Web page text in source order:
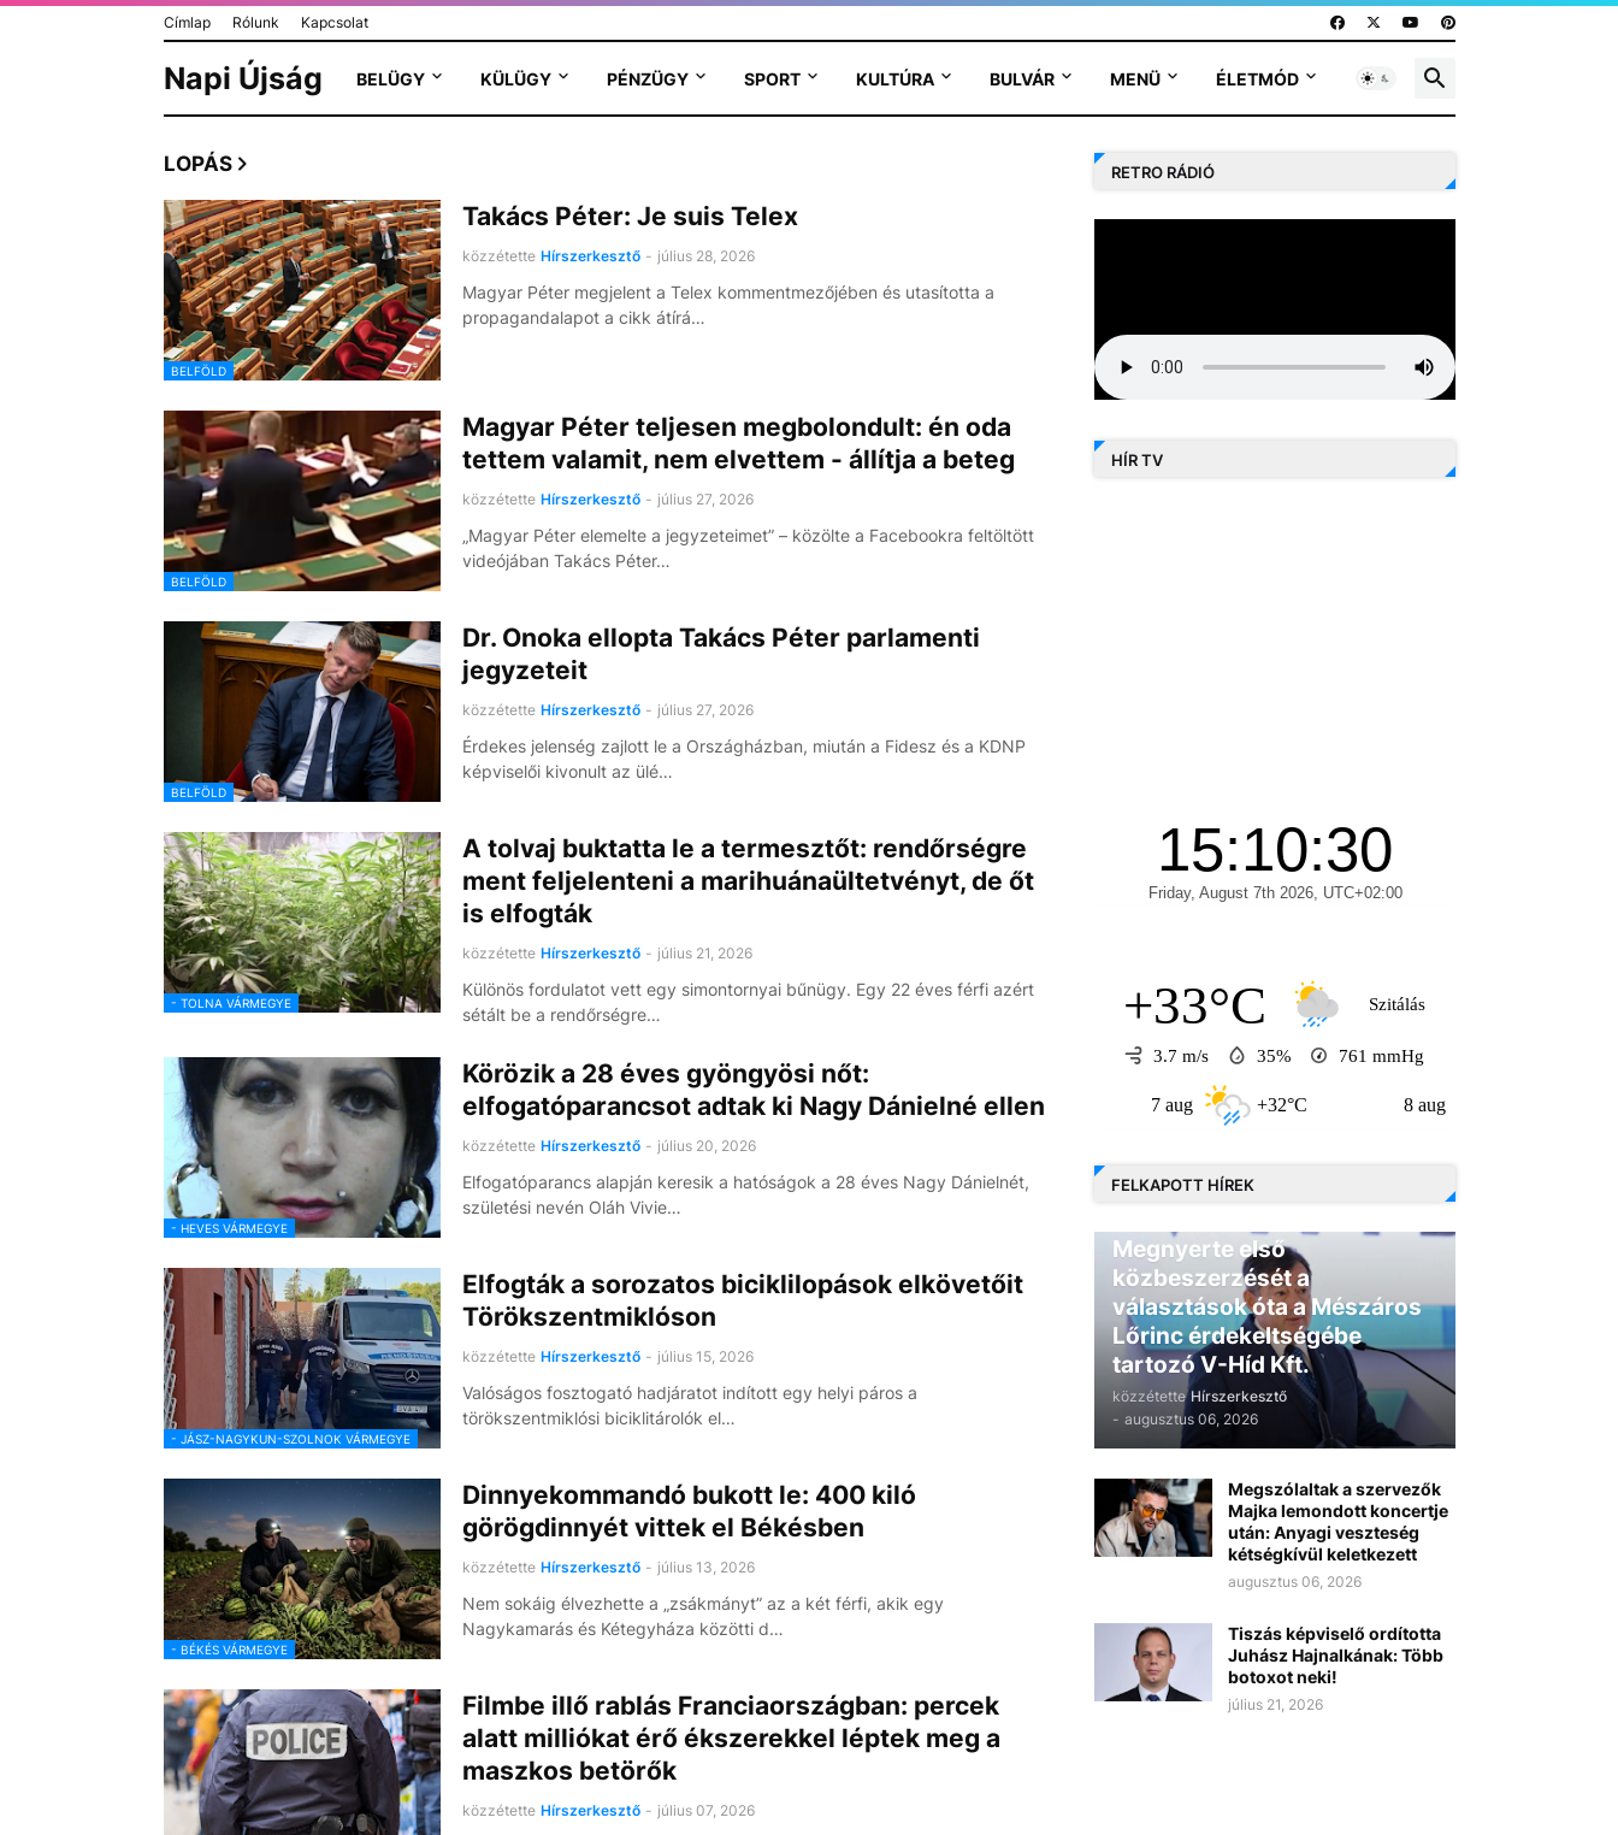
Címlap Rólunk Kapcsolat
Napi Újság BELÜGY KÜLÜGY PÉNZÜGY SPORT KULTÚRA BULVÁR MENÜ ÉLETMÓD
LOPÁS
BELFÖLD
Takács Péter: Je suis Telex
közzétette Hírszerkesztő - július 28, 2026
Magyar Péter megjelent a Telex kommentmezőjében és utasította a
propagandalapot a cikk átírá…
BELFÖLD
Magyar Péter teljesen megbolondult: én oda
tettem valamit, nem elvettem - állítja a beteg
közzétette Hírszerkesztő - július 27, 2026
„Magyar Péter elemelte a jegyzeteimet” – közölte a Facebookra feltöltött
videójában Takács Péter…
BELFÖLD
Dr. Onoka ellopta Takács Péter parlamenti
jegyzeteit
közzétette Hírszerkesztő - július 27, 2026
Érdekes jelenség zajlott le a Országházban, miután a Fidesz és a KDNP
képviselői kivonult az ülé…
- TOLNA VÁRMEGYE
A tolvaj buktatta le a termesztőt: rendőrségre
ment feljelenteni a marihuánaültetvényt, de őt
is elfogták
közzétette Hírszerkesztő - július 21, 2026
Különös fordulatot vett egy simontornyai bűnügy. Egy 22 éves férfi azért
sétált be a rendőrségre…
- HEVES VÁRMEGYE
Körözik a 28 éves gyöngyösi nőt:
elfogatóparancsot adtak ki Nagy Dánielné ellen
közzétette Hírszerkesztő - július 20, 2026
Elfogatóparancs alapján keresik a hatóságok a 28 éves Nagy Dánielnét,
születési nevén Oláh Vivie…
- JÁSZ-NAGYKUN-SZOLNOK VÁRMEGYE
Elfogták a sorozatos biciklilopások elkövetőit
Törökszentmiklóson
közzétette Hírszerkesztő - július 15, 2026
Valóságos fosztogató hadjáratot indított egy helyi páros a
törökszentmiklósi biciklitárolók el…
- BÉKÉS VÁRMEGYE
Dinnyekommandó bukott le: 400 kiló
görögdinnyét vittek el Békésben
közzétette Hírszerkesztő - július 13, 2026
Nem sokáig élvezhette a „zsákmányt” az a két férfi, akik egy
Nagykamarás és Kétegyháza közötti d…
Filmbe illő rablás Franciaországban: percek
alatt milliókat érő ékszerekkel léptek meg a
maszkos betörők
közzétette Hírszerkesztő - július 07, 2026
RETRO RÁDIÓ
HÍR TV
+33°C Szitálás
3.7 m/s 35% 761 mmHg
+32°C +30°C
FELKAPOTT HÍREK
Megnyerte első
közbeszerzését a
választások óta a Mészáros
Lőrinc érdekeltségébe
tartozó V-Híd Kft.
közzétette Hírszerkesztő
- augusztus 06, 2026
Megszólaltak a szervezők
Majka lemondott koncertje
után: Anyagi veszteség
kétségkívül keletkezett
augusztus 06, 2026
Tiszás képviselő ordította
Juhász Hajnalkának: Több
botoxot neki!
július 21, 2026